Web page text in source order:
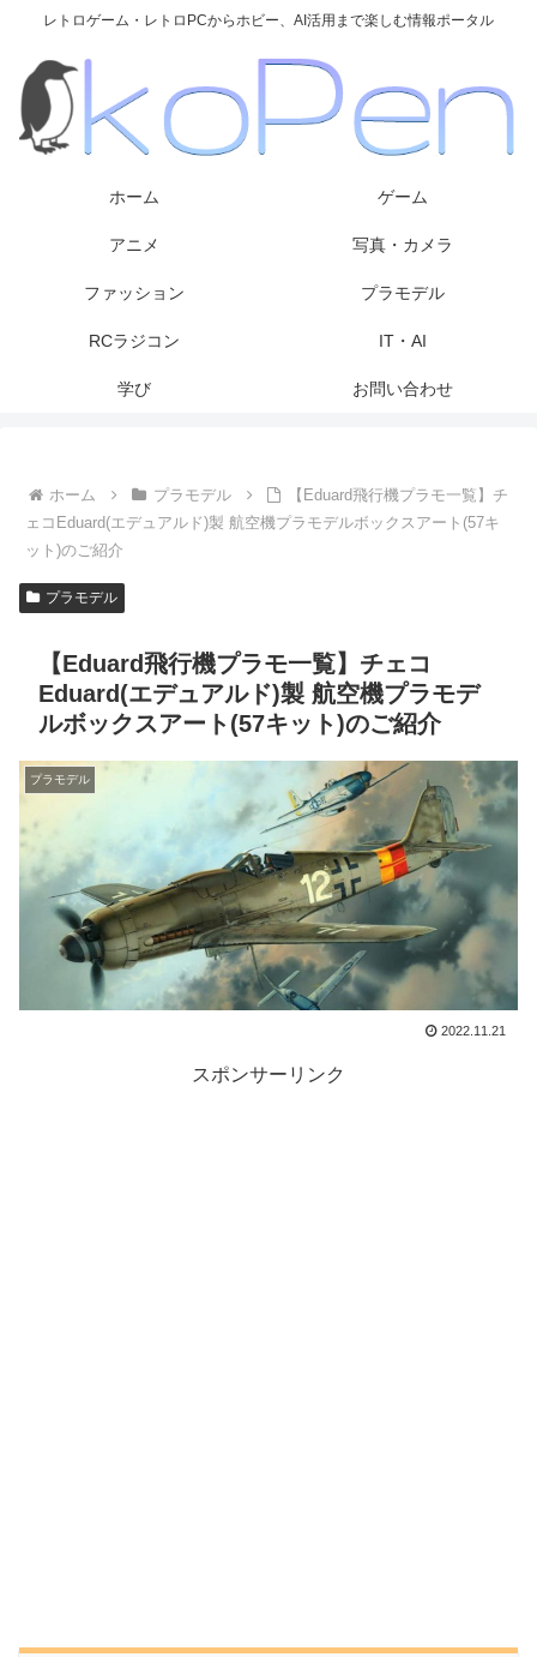
レトロゲーム・レトロPCからホビー、AI活用まで楽しむ情報ポータル
ホーム ゲーム
アニメ 写真・カメラ
ファッション プラモデル
RCラジコン IT・AI
学び お問い合わせ
ホーム プラモデル
【Eduard飛行機プラモ一覧】チ
ェコEduard(エデュアルド)製 航空機プラモデルボックスアート(57キ
ット)のご紹介
プラモデル
【Eduard飛行機プラモ一覧】チェコ
Eduard(エデュアルド)製 航空機プラモデ
ルボックスアート(57キット)のご紹介
プラモデル
2022.11.21
スポンサーリンク